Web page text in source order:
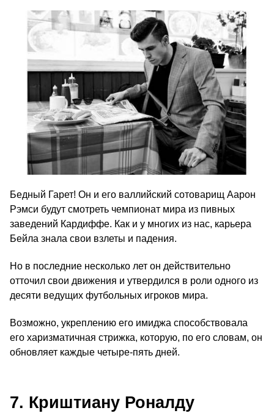
Бедный Гарет! Он и его валлийский сотоварищ Аарон
Рэмси будут смотреть чемпионат мира из пивных
заведений Кардиффе. Как и у многих из нас, карьера
Бейла знала свои взлеты и падения.
Но в последние несколько лет он действительно
отточил свои движения и утвердился в роли одного из
десяти ведущих футбольных игроков мира.
Возможно, укреплению его имиджа способствовала
его харизматичная стрижка, которую, по его словам, он
обновляет каждые четыре-пять дней.
7. Криштиану Роналду